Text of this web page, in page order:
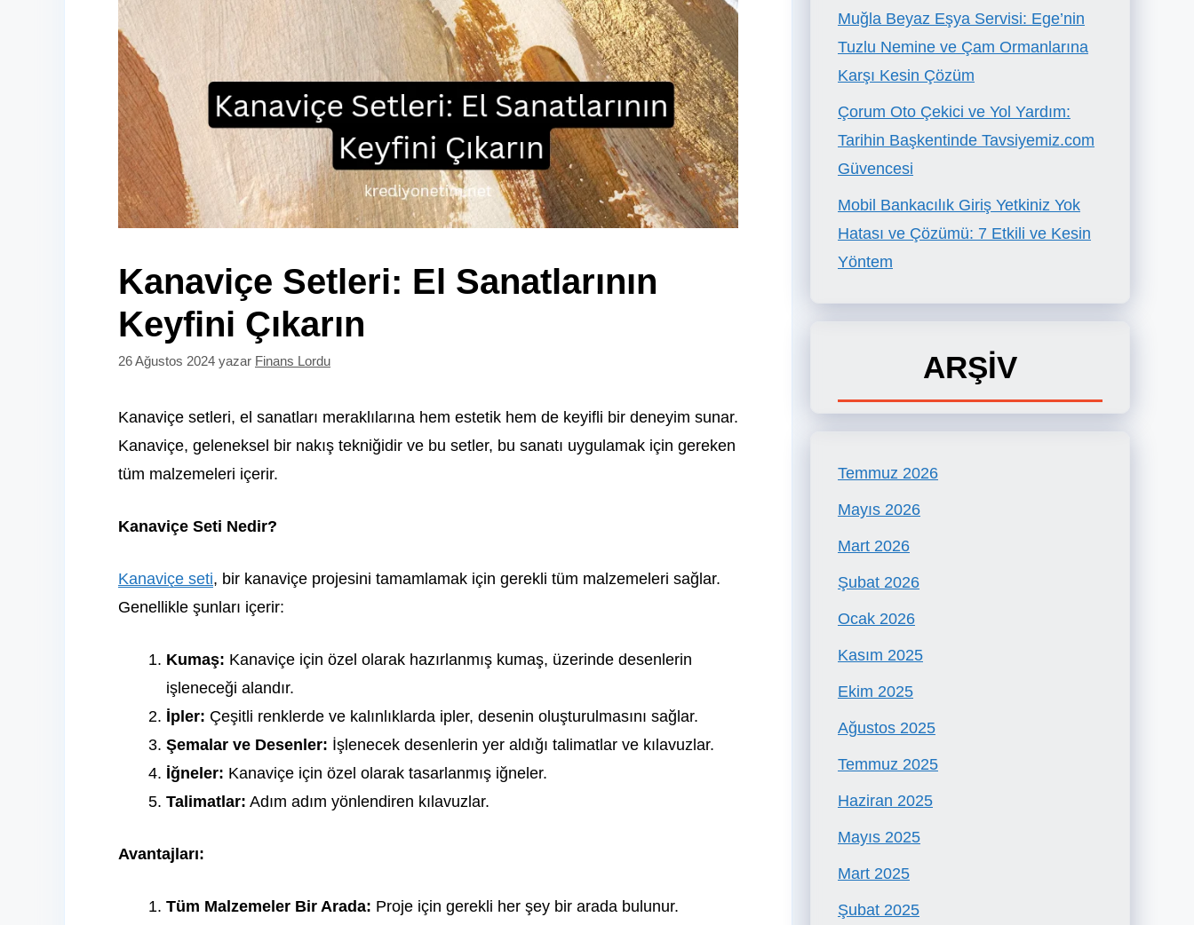
Kanaviçe Setleri: El Sanatlarının
Keyfini Çıkarın
26 Ağustos 2024 yazar Finans Lordu
Kanaviçe setleri, el sanatları meraklılarına hem estetik hem de keyifli bir deneyim sunar.
Kanaviçe, geleneksel bir nakış tekniğidir ve bu setler, bu sanatı uygulamak için gereken
tüm malzemeleri içerir.
Kanaviçe Seti Nedir?
Kanaviçe seti, bir kanaviçe projesini tamamlamak için gerekli tüm malzemeleri sağlar.
Genellikle şunları içerir:
Kumaş: Kanaviçe için özel olarak hazırlanmış kumaş, üzerinde desenlerin
işleneceği alandır.
İpler: Çeşitli renklerde ve kalınlıklarda ipler, desenin oluşturulmasını sağlar.
Şemalar ve Desenler: İşlenecek desenlerin yer aldığı talimatlar ve kılavuzlar.
İğneler: Kanaviçe için özel olarak tasarlanmış iğneler.
Talimatlar: Adım adım yönlendiren kılavuzlar.
Avantajları:
Tüm Malzemeler Bir Arada: Proje için gerekli her şey bir arada bulunur.
Muğla Beyaz Eşya Servisi: Ege’nin
Tuzlu Nemine ve Çam Ormanlarına
Karşı Kesin Çözüm
Çorum Oto Çekici ve Yol Yardım:
Tarihin Başkentinde Tavsiyemiz.com
Güvencesi
Mobil Bankacılık Giriş Yetkiniz Yok
Hatası ve Çözümü: 7 Etkili ve Kesin
Yöntem
ARŞİV
Temmuz 2026
Mayıs 2026
Mart 2026
Şubat 2026
Ocak 2026
Kasım 2025
Ekim 2025
Ağustos 2025
Temmuz 2025
Haziran 2025
Mayıs 2025
Mart 2025
Şubat 2025